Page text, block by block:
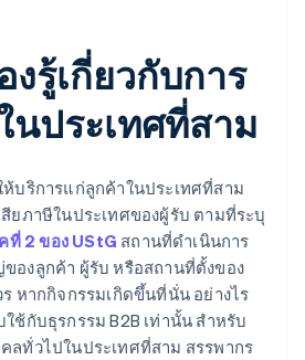
รู้เกี่ยวกับการ
นประเทศที่สาม
บริการแก่ลูกค้าในประเทศที่สาม
ยภาษีในประเทศของผู้รับ ตามที่ระบุ
ที่ 2 ของ UStG สถานที่ดำเนินการ
องลูกค้า ผู้รับ หรือสถานที่ตั้งของ
หากกิจกรรมเกิดขึ้นที่นั่น อย่างไร
ช้กับธุรกรรม B2B เท่านั้น สําหรับ
ทั่วไปในประเทศที่สาม สรรพากร